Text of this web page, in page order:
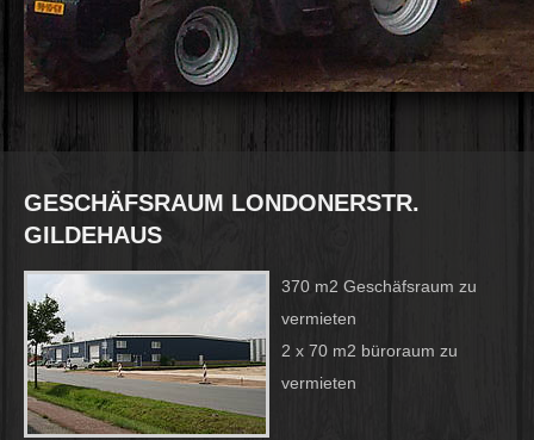
GESCHÄFSRAUM LONDONERSTR.
GILDEHAUS
370 m2 Geschäfsraum zu
vermieten
2 x 70 m2 büroraum zu
vermieten